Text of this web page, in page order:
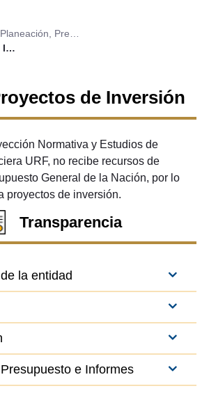
4.4 Proyectos de Inversión
de Inversión
Normativa y Estudios de
URF, no recibe recursos de
General de la Nación, por lo
proyectos de inversión.
Transparencia
la entidad
e Informes